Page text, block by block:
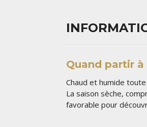
Quand partir à
Chaud et humide toute
La saison sèche,
favorable pour